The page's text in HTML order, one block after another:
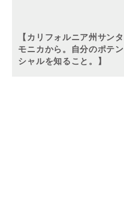
【カリフォルニア州サンタ
モニカから。自分のポテン
シャルを知ること。】